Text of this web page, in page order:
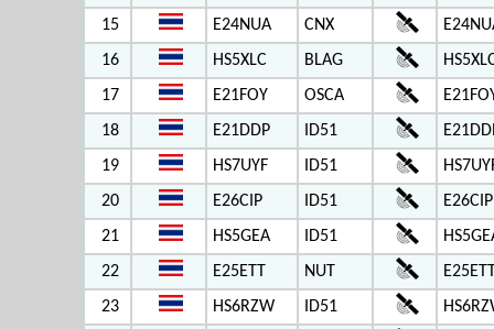
15
E24NUA CNX
16
HS5XLC BLAG
17
E21FOY OSCA
18
E21DDP ID51
19
HS7UYF ID51
20
E26CIP ID51
21
HS5GEA ID51
22
E25ETT NUT
23
HS6RZW ID51